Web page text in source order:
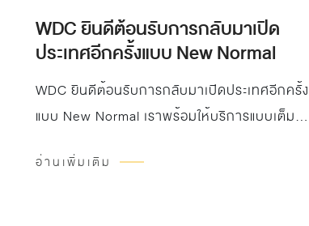
สวยงาม แต่ยังตอบโจทย์การใช้งานจริง
WDC ยินดีต้อนรับการกลับมาเปิด
ประเทศอีกครั้งแบบ New Normal
WDC ยินดีต้อนรับการกลับมาเปิดประเทศอีกครั้ง
แบบ New Normal เราพร้อมให้บริการแบบเต็ม
อ่านเพิ่มเติม